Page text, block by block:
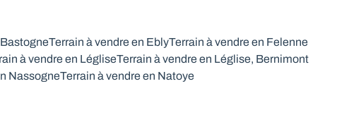
Terrain à vendre en EblyTerrain à vendre en Felenne
à vendre en LégliseTerrain à vendre en Léglise, Bernimont
NassogneTerrain à vendre en Natoye